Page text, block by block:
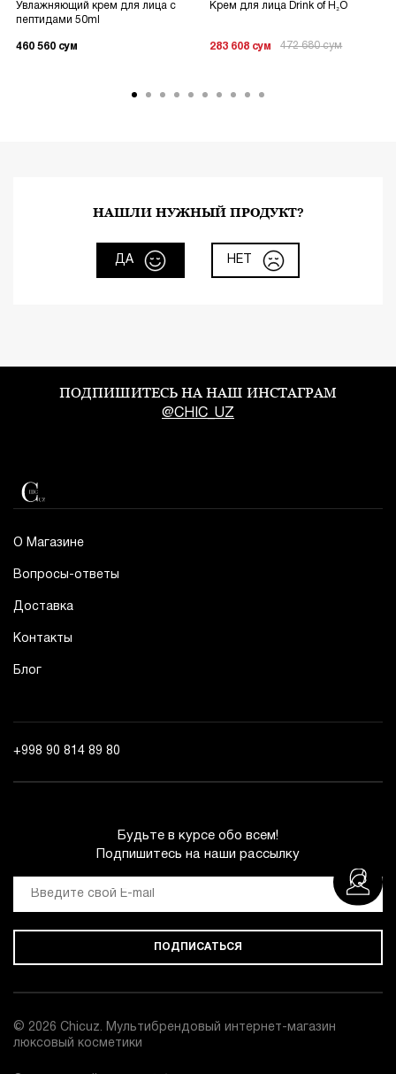
Увлажняющий крем для лица с
пептидами 50ml
460 560 сум
Крем для лица Drink of H₂O
283 608 сум 472 680сум
НАШЛИ НУЖНЫЙ ПРОДУКТ?
ДА НЕТ
ПОДПИШИТЕСЬ НА НАШ ИНСТАГРАМ
@CHIC_UZ
О Магазине
Вопросы-ответы
Доставка
Контакты
Блог
+998 90 814 89 80
Будьте в курсе обо всем!
Подпишитесь на наши рассылку
ПОДПИСАТЬСЯ
© 2026 Chicuz. Мультибрендовый интернет-магазин
люксовый косметики